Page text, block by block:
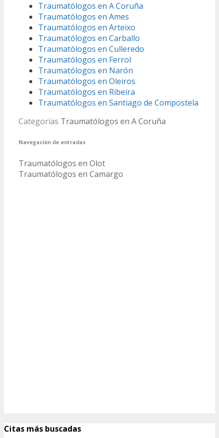
Traumatólogos en A Coruña
Traumatólogos en Ames
Traumatólogos en Arteixo
Traumatólogos en Carballo
Traumatólogos en Culleredo
Traumatólogos en Ferrol
Traumatólogos en Narón
Traumatólogos en Oleiros
Traumatólogos en Ribeira
Traumatólogos en Santiago de Compostela
Categorías Traumatólogos en A Coruña
Navegación de entradas
Traumatólogos en Olot
Traumatólogos en Camargo
Citas más buscadas